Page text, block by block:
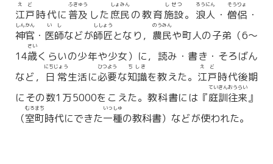
江戸
えど
時代に 普及
ふきゅう
した庶民
しょみん
の教育施設
しせつ
。 浪人
ろうにん
・ 僧侶
そうりょ
・
神官
しんかん
・ 医師
いし
などが師匠
ししょう
となり， 農民
のうみん
や町人の子弟（6〜
14歳
さい
くらいの少年や少女）に，読み・書き・そろばん
など， 日常
にちじょう
生活に必要
ひつよう
な知識
ちしき
を教えた。 江戸
えど
時代後期
にその数1万5000をこえた。教科書には『庭訓往来
ていきんおうらい
』
（室町
むろまち
時代にできた一種
いっしゅ
の教科書）などが使われた。